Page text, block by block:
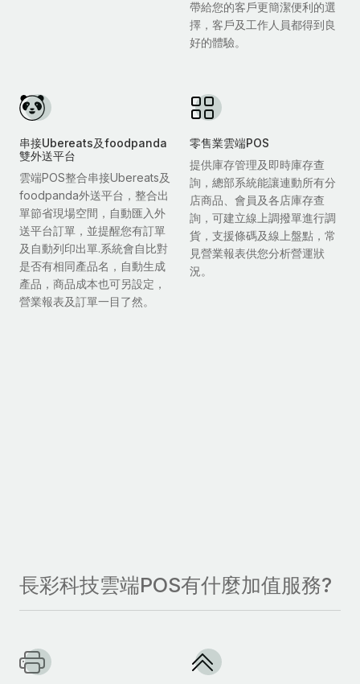
帶給您的客戶更簡潔便利的選
擇，客戶及工作人員都得到良
好的體驗。
串接Ubereats及foodpanda
雙外送平台
雲端POS整合串接Ubereats及
foodpanda外送平台，整合出
單節省現場空間，自動匯入外
送平台訂單，並提醒您有訂單
及自動列印出單.系統會自比對
是否有相同產品名，自動生成
產品，商品成本也可另設定，
營業報表及訂單一目了然。
零售業雲端POS
提供庫存管理及即時庫存查
詢，總部系統能讓連動所有分
店商品、會員及各店庫存查
詢，可建立線上調撥單進行調
貨，支援條碼及線上盤點，常
見營業報表供您分析營運狀
況。
長彩科技雲端POS有什麼加值服務?